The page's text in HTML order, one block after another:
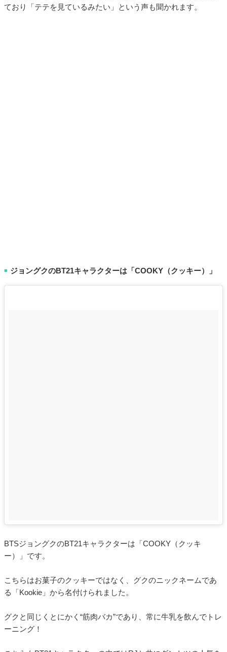
ており「テテを見ているみたい」という声も聞かれます。
■ ジョングクのBT21キャラクターは「COOKY（クッキー）」
BTSジョングクのBT21キャラクターは「COOKY（クッキ
ー）」です。
こちらはお菓子のクッキーではなく、グクのニックネームであ
る「Kookie」から名付けられました。
グクと同じくとにかく“筋肉バカ”であり、常に牛乳を飲んでトレ
ーニング！